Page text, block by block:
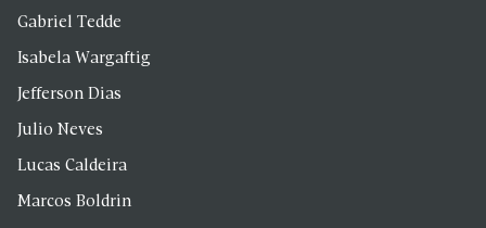
Gabriel Tedde
Isabela Wargaftig
Jefferson Dias
Julio Neves
Lucas Caldeira
Marcos Boldrin